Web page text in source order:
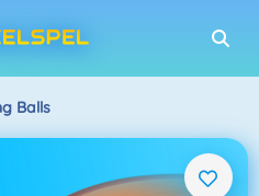
Balls